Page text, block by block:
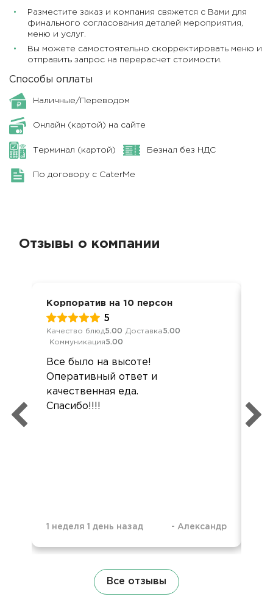
Разместите заказ и компания свяжется с Вами для
финального согласования деталей мероприятия,
меню и услуг.
Вы можете самостоятельно скорректировать меню и
отправить запрос на перерасчет стоимости.
Способы оплаты
Наличные/Переводом
Онлайн (картой) на сайте
Терминал (картой) Безнал без НДС
По договору с CaterMe
Отзывы о компании
Корпоратив на 10 персон
5
Качество блюд5.00 Доставка5.00
Коммуникация5.00
Все было на высоте!
Оперативный ответ и
качественная еда.
Спасибо!!!!
1 неделя 1 день назад - Александр
Все отзывы